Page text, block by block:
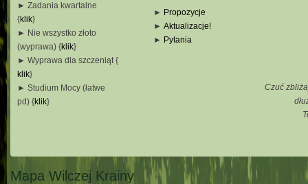
► Zadania kwartalne
{klik}
► Nie wszystko złoto
(wyprawa) {klik}
► Wyprawa dla szczeniąt {
klik}
► Studium Mocy (łatwe
pd) {klik}
► Propozycje
► Aktualizacje!
► Pytania
Czuć
Mapa Wilczej Krainy